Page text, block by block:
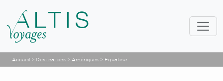
Accueil > Destinations > Amériques > Equateur